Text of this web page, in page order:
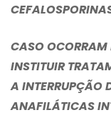
CASO OCORRAM
INSTITUIR
A INTERRUPÇÃO
ANAFILÁTICAS